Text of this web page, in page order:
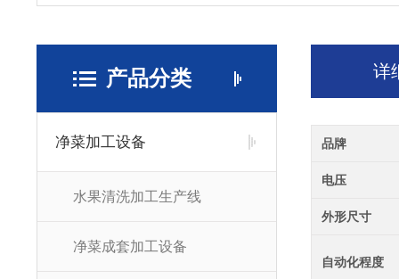
产品分类
净菜加工设备
水果清洗加工生产线
净菜成套加工设备
详
品牌
电压
外形尺寸
自动化程度